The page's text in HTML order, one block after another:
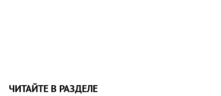
ЧИТАЙТЕ В РАЗДЕЛЕ